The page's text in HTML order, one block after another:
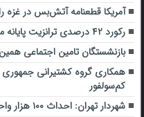
آمریکا قطعنامه آتش‌بس در غزه
رکورد ۴۲ درصدی ترانزیت پایانه مرزی میلک
بازنشستگان تامین اجتماعی
همکاری گروه کشتیرانی
کم‌سولفور
شهردار تهران: احداث ۱۰۰ هزار واحد مسکن به‌زودی آغاز می‌شود